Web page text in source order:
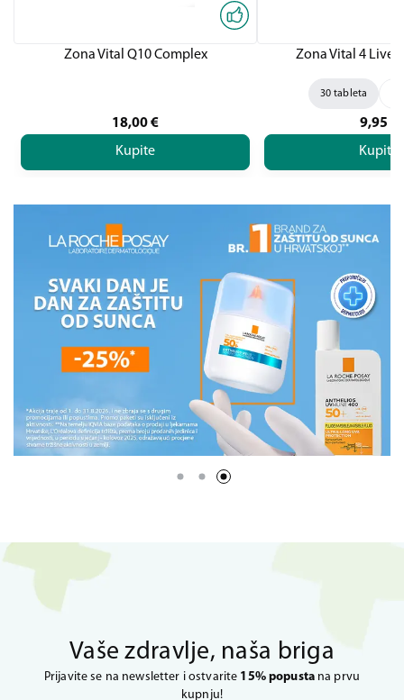
Zona Vital Q10 Complex
18,00€
Kupite
Zona Vital 4
30 tableta
9,95
Kupite
Vaše zdravlje, naša briga
Prijavite se na newsletter i ostvarite 15% popustana prvu
kupnju!